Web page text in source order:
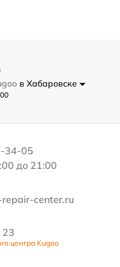
в Хабаровске
34-05
до 21:00
repair-center.ru
23
центра Kugoo